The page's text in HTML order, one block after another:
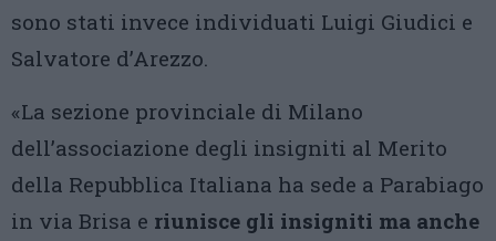
sono stati invece individuati Luigi Giudici e
Salvatore d’Arezzo.
«La sezione provinciale di Milano
dell’associazione degli insigniti al Merito
della Repubblica Italiana ha sede a Parabiago
in via Brisa e riunisce gli insigniti ma anche